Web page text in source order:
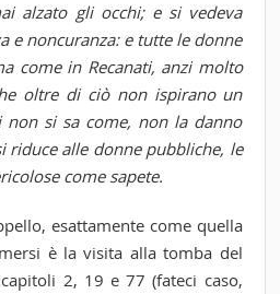
alzato gli occhi; e si vedeva
e noncuranza: e tutte le donne
come in Recanati, anzi molto
oltre di ciò non ispirano un
non si sa come, non la danno
riduce alle donne pubbliche, le
come sapete.
esattamente come quella
è la visita alla tomba del
2, 19 e 77 (fateci caso,